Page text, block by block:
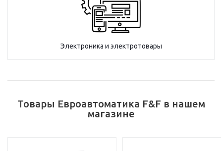
Электроника и электротовары
Товары Евроавтоматика F&F в нашем
магазине